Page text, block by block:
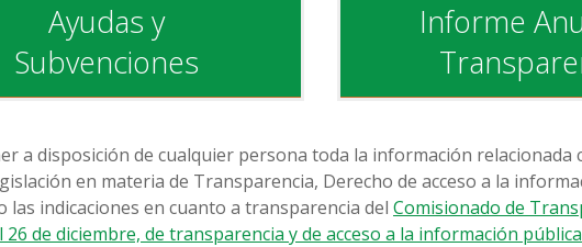
Ayudas y
Subvenciones
Informe
a disposición de cualquier persona toda la información relacionada
en materia de Transparencia, Derecho de acceso a la
indicaciones en cuanto a transparencia del Comisionado de
26 de diciembre, de transparencia y de acceso a la información pública